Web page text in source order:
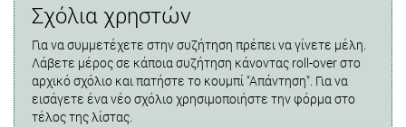
Σχόλια χρηστών
Για να συμμετέχετε στην συζήτηση πρέπει να γίνετε μέλη.
Λάβετε μέρος σε κάποια συζήτηση κάνοντας roll-over στο
αρχικό σχόλιο και πατήστε το κουμπί "Απάντηση". Για να
εισάγετε ένα νέο σχόλιο χρησιμοποιήστε την φόρμα στο
τέλος της λίστας.